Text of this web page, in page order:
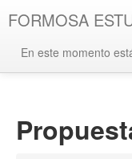
FORMOSA
En este momento